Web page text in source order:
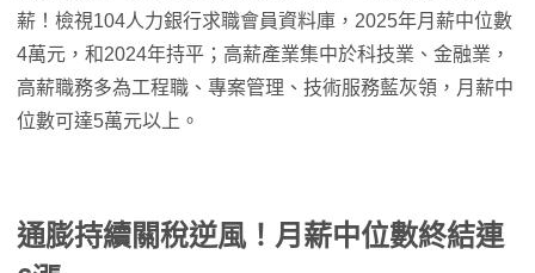
薪！檢視104人力銀行求職會員資料庫，2025年月薪中位數
4萬元，和2024年持平；高薪產業集中於科技業、金融業，
高薪職務多為工程職、專案管理、技術服務藍灰領，月薪中
位數可達5萬元以上。
通膨持續關稅逆風！月薪中位數終結連